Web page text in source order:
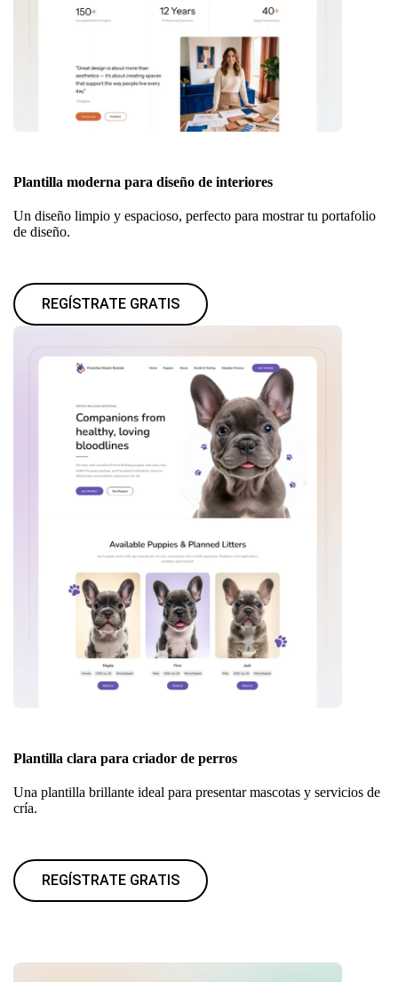
Plantilla moderna para diseño de interiores
Un diseño limpio y espacioso, perfecto para mostrar tu portafolio
de diseño.
REGÍSTRATE GRATIS
Plantilla clara para criador de perros
Una plantilla brillante ideal para presentar mascotas y servicios de
cría.
REGÍSTRATE GRATIS